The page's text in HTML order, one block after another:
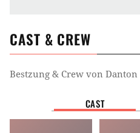
CAST & CREW
Bestzung & Crew von Danton
CAST